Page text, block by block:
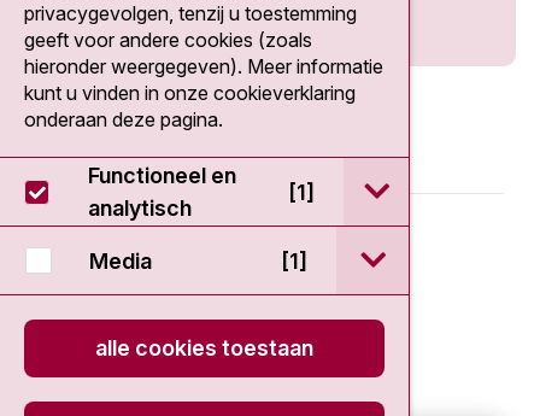
© 2026 - Antoni van Leeuwenhoek
Privacy statement
privacygevolgen, tenzij u toestemming
geeft voor andere cookies (zoals
hieronder weergegeven). Meer informatie
kunt u vinden in onze cookieverklaring
onderaan deze pagina.
Functioneel en
analytisch
[1] open / sluit
Media [1] open / sluit
alle cookies toestaan